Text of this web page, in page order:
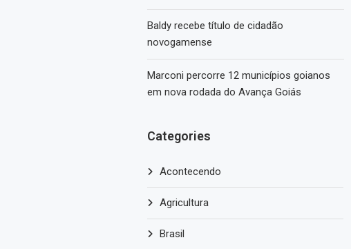
Baldy recebe título de cidadão
novogamense
Marconi percorre 12 municípios goianos
em nova rodada do Avança Goiás
Categories
Acontecendo
Agricultura
Brasil